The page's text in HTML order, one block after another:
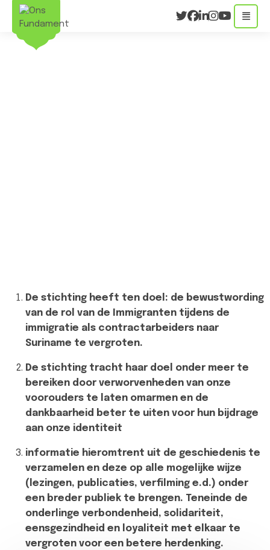
De stichting heeft ten doel: de bewustwording
van de rol van de Immigranten tijdens de
immigratie als contractarbeiders naar
Suriname te vergroten.
De stichting tracht haar doel onder meer te
bereiken door verworvenheden van onze
voorouders te laten omarmen en de
dankbaarheid beter te uiten voor hun bijdrage
aan onze identiteit
informatie hieromtrent uit de geschiedenis te
verzamelen en deze op alle mogelijke wijze
(lezingen, publicaties, verfilming e.d.) onder
een breder publiek te brengen. Teneinde de
onderlinge verbondenheid, solidariteit,
eensgezindheid en loyaliteit met elkaar te
vergroten voor een betere herdenking.